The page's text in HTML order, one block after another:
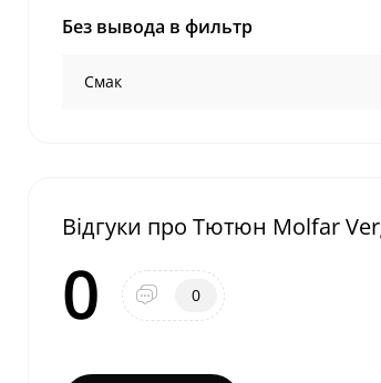
Без вывода в фильтр
Смак
Відгуки про Тютюн Molfar
0 0